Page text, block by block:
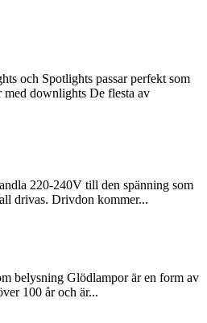
och Spotlights passar perfekt som
downlights De flesta av
220-240V till den spänning som
drivas. Drivdon kommer...
belysning Glödlampor är en form av
100 år och är...